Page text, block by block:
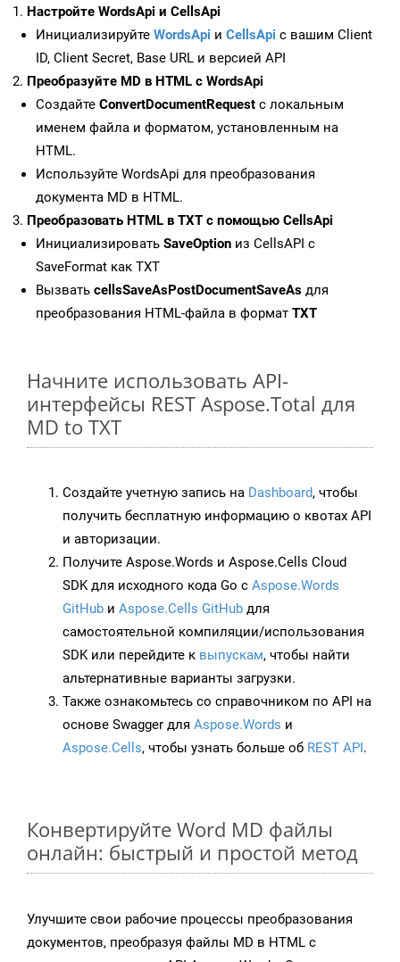
Настройте WordsApi и CellsApi
Инициализируйте WordsApi и CellsApi с вашим Client
ID, Client Secret, Base URL и версией API
Преобразуйте MD в HTML с WordsApi
Создайте ConvertDocumentRequest с локальным
именем файла и форматом, установленным на
HTML.
Используйте WordsApi для преобразования
документа MD в HTML.
Преобразовать HTML в TXT с помощью CellsApi
Инициализировать SaveOption из CellsAPI с
SaveFormat как TXT
Вызвать cellsSaveAsPostDocumentSaveAs для
преобразования HTML-файла в формат TXT
Начните использовать API-
интерфейсы REST Aspose.Total для
MD to TXT
Создайте учетную запись на Dashboard, чтобы
получить бесплатную информацию о квотах API
и авторизации.
Получите Aspose.Words и Aspose.Cells Cloud
SDK для исходного кода Go с Aspose.Words
GitHub и Aspose.Cells GitHub для
самостоятельной компиляции/использования
SDK или перейдите к выпускам, чтобы найти
альтернативные варианты загрузки.
Также ознакомьтесь со справочником по API на
основе Swagger для Aspose.Words и
Aspose.Cells, чтобы узнать больше об REST API.
Конвертируйте Word MD файлы
онлайн: быстрый и простой метод
Улучшите свои рабочие процессы преобразования
документов, преобразуя файлы MD в HTML с